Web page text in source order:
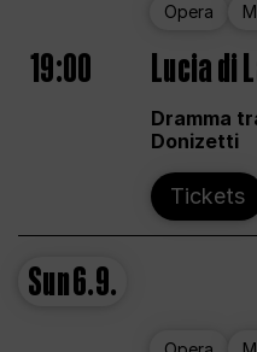
Opera
19:00 Lucia di
Dramma
Donizetti
Tickets
Sun6.9.